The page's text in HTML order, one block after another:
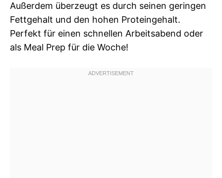
Außerdem überzeugt es durch seinen geringen
Fettgehalt und den hohen Proteingehalt.
Perfekt für einen schnellen Arbeitsabend oder
als Meal Prep für die Woche!